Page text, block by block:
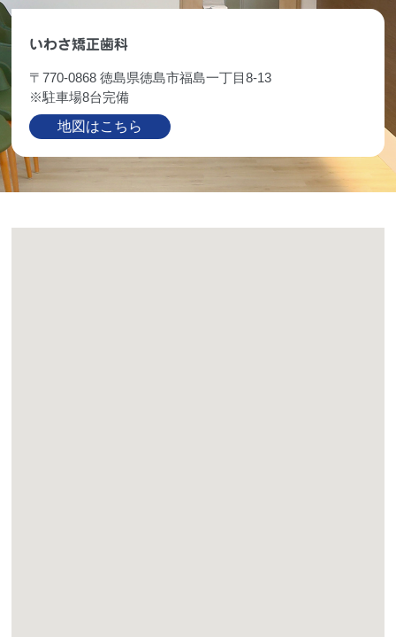
いわさ矯正歯科
〒770-0868 徳島県徳島市福島一丁目8-13
※駐車場8台完備
地図はこちら